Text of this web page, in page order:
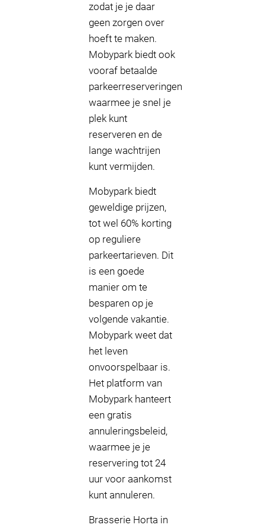
zodat je je daar
geen zorgen over
hoeft te maken.
Mobypark biedt ook
vooraf betaalde
parkeerreserveringen
waarmee je snel je
plek kunt
reserveren en de
lange wachtrijen
kunt vermijden.
Mobypark biedt
geweldige prijzen,
tot wel 60% korting
op reguliere
parkeertarieven. Dit
is een goede
manier om te
besparen op je
volgende vakantie.
Mobypark weet dat
het leven
onvoorspelbaar is.
Het platform van
Mobypark hanteert
een gratis
annuleringsbeleid,
waarmee je je
reservering tot 24
uur voor aankomst
kunt annuleren.
Brasserie Horta in